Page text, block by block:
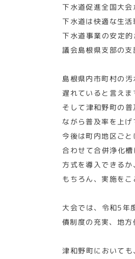
下水道促進全国大会
下水道は快適な生
下水道事業の安定
議会島根県支部の
島根県内市町村の
遅れていると言えま
そして津和野町の
ながら普及率を上げ
今後は町内地区ご
合わせて合併浄化
方式を導入できる
もちろん、実施を
大会では、令和5年
債制度の充実、地
津和野町において